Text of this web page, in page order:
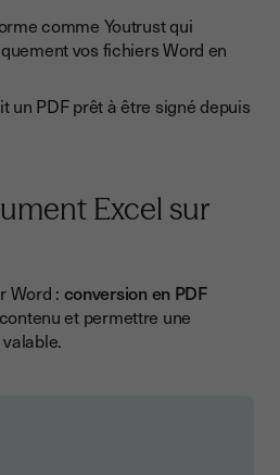
comme Youtrust qui
vos fichiers Word en
un PDF prêt à être signé depuis
Excel sur
Word : conversion en PDF
et permettre une